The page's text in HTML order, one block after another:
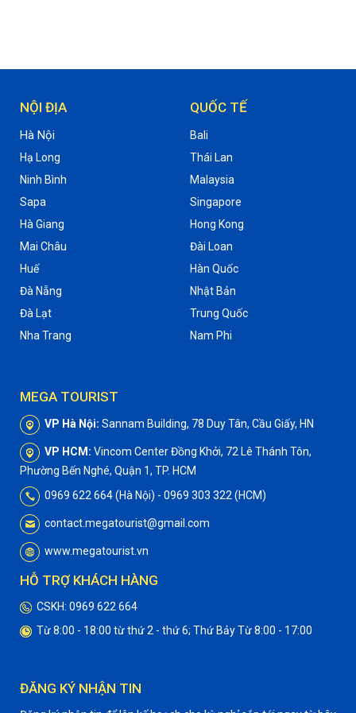
NỘI ĐỊA
Hà Nội
Hạ Long
Ninh Bình
Sapa
Hà Giang
Mai Châu
Huế
Đà Nẵng
Đà Lạt
Nha Trang
QUỐC TẾ
Bali
Thái Lan
Malaysia
Singapore
Hong Kong
Đài Loan
Hàn Quốc
Nhật Bản
Trung Quốc
Nam Phi
MEGA TOURIST
VP Hà Nội: Sannam Building, 78 Duy Tân, Cầu Giấy, HN
VP HCM: Vincom Center Đồng Khởi, 72 Lê Thánh Tôn,
Phường Bến Nghé, Quận 1, TP. HCM
0969 622 664 (Hà Nội) - 0969 303 322 (HCM)
contact.megatourist@gmail.com
www.megatourist.vn
HỖ TRỢ KHÁCH HÀNG
CSKH: 0969 622 664
Từ 8:00 - 18:00 từ thứ 2 - thứ 6; Thứ Bảy Từ 8:00 - 17:00
ĐĂNG KÝ NHẬN TIN